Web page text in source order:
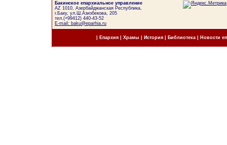
Бакинское епархиальное управление
AZ 1010, Азербайджанская Республика,
г.Баку, ул.Ш.Азизбекова, 205
тел.(+99412) 440-43-52
E-mail: baku@eparhia.ru
Епархия| Храмы История| Библиотека Новости